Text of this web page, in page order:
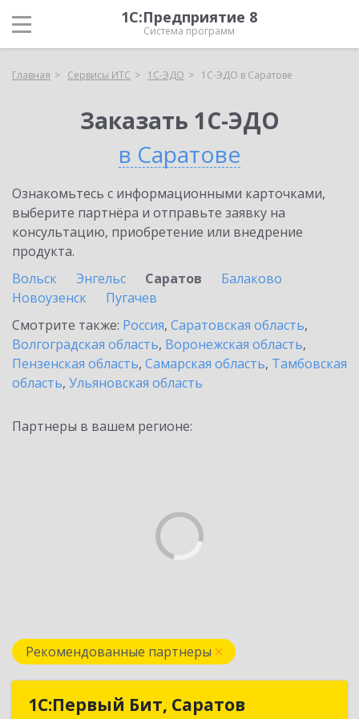
1С:Предприятие 8
Система программ
Главная Сервисы ИТС 1С-ЭДО 1С-ЭДО в Саратове
Заказать 1С-ЭДО
в Саратове
Ознакомьтесь с информационными карточками,
выберите партнёра и отправьте заявку на
консультацию, приобретение или внедрение
продукта.
Вольск
Энгельс Саратов
Балаково
Новоузенск
Пугачев
Смотрите также: Россия, Саратовская область,
Волгоградская область, Воронежская область,
Пензенская область, Самарская область, Тамбовская
область, Ульяновская область
Партнеры в вашем регионе:
Рекомендованные партнеры
1С:Первый Бит, Саратов
1С:Первый Бит, Саратов